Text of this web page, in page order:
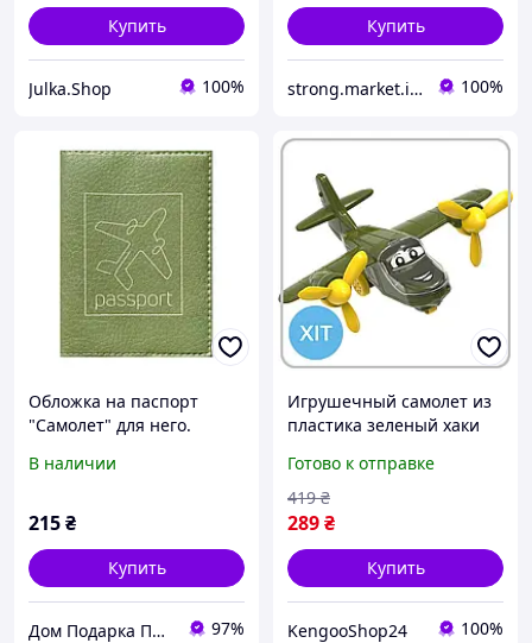
Купить
Julka.Shop 100%
Купить
strong.market.in.ua 100%
Обложка на паспорт
"Самолет" для него.
В наличии
215₴
Купить
Дом Подарка Позитив 97%
Игрушечный самолет из
пластика зеленый хаки
вращающимися
пропеллерами 27.5x24x12
Готово к отправке
289₴
419 ₴
Купить
KengooShop24 100%